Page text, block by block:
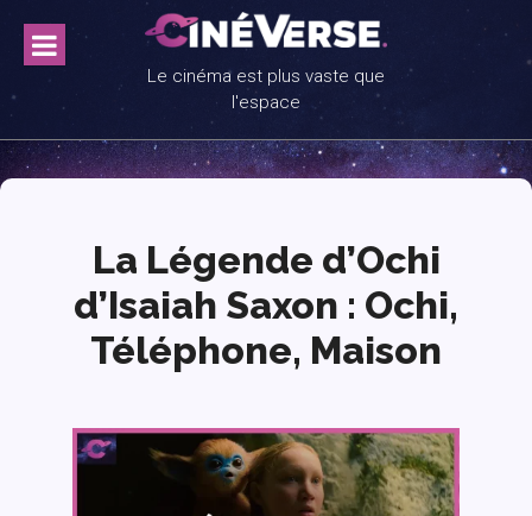
content
Le cinéma est plus vaste que
l'espace
La Légende d’Ochi
d’Isaiah Saxon : Ochi,
Téléphone, Maison